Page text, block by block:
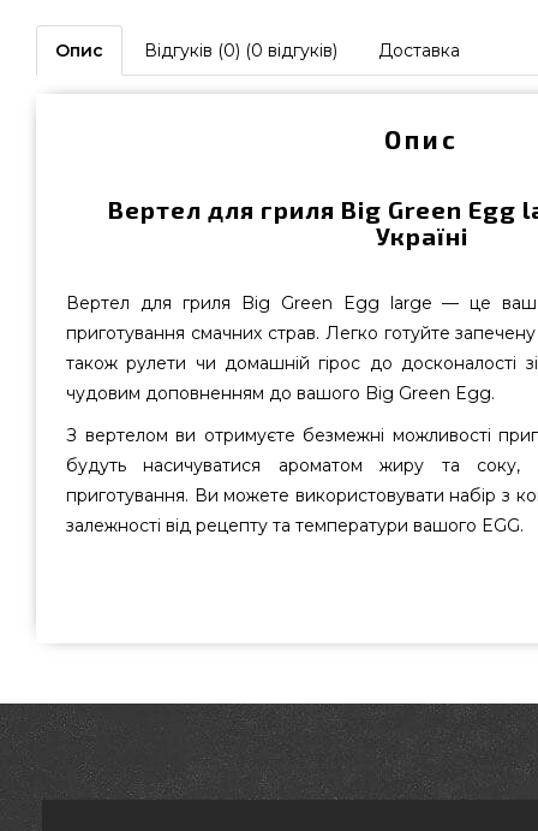
Опис Відгуків (0) (0 відгуків) Доставка
Опис
Вертел для гриля Big Green Egg
Україні
Вертел для гриля Big Green Egg large — це ваш
приготування смачних страв. Легко готуйте
також рулети чи домашній гірос до досконалості
чудовим доповненням до вашого Big Green Egg.
З вертелом ви отримуєте безмежні можливості
будуть насичуватися ароматом жиру та соку,
приготування. Ви можете використовувати набір з
залежності від рецепту та температури вашого EGG.
аксесуарів Гриль Поінт. Дивіться і купуйте також
(098) 333-26-55 и мы оперативно доставимо
Дніпродзержинськ, Херсон